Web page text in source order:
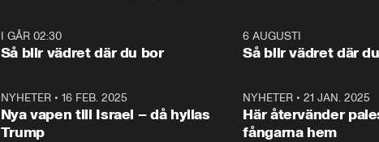
och Makten.
– Vi
vara
1:06
I GÅR 02:30
Så blir vädret där du bor
6 AUGUSTI
Så blir vädret där
NYHETER• 16 FEB. 2025
Nya vapen till Israel – då hyllas
Trump
NYHETER •21 JAN. 2025
Här återvänder
fångarna hem